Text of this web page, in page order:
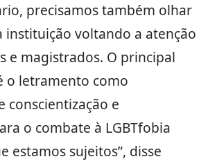
precisamos também olhar
instituição voltando a atenção
e magistrados. O principal
o letramento como
conscientização e
o combate à LGBTfobia
estamos sujeitos”, disse